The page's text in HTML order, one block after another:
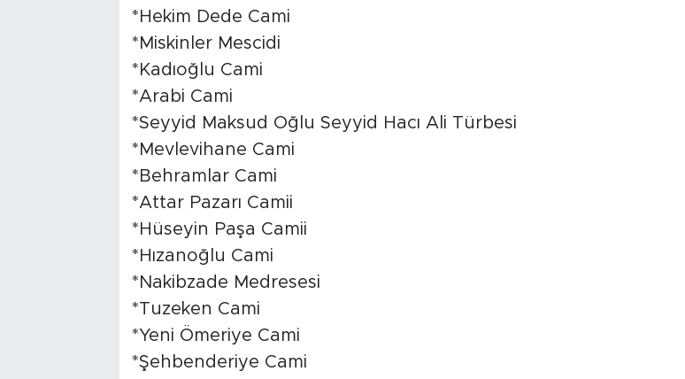
*Hekim Dede Cami
*Miskinler Mescidi
*Kadıoğlu Cami
*Arabi Cami
*Seyyid Maksud Oğlu Seyyid Hacı Ali Türbesi
*Mevlevihane Cami
*Behramlar Cami
*Attar Pazarı Camii
*Hüseyin Paşa Camii
*Hızanoğlu Cami
*Nakibzade Medresesi
*Tuzeken Cami
*Yeni Ömeriye Cami
*Şehbenderiye Cami